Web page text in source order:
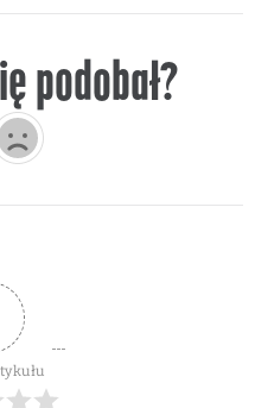
podobał?